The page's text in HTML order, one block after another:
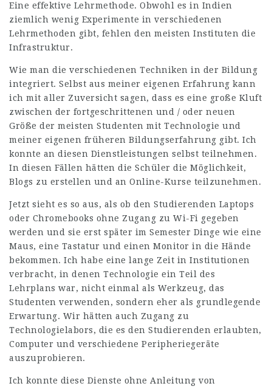
Eine effektive Lehrmethode. Obwohl es in Indien
ziemlich wenig Experimente in verschiedenen
Lehrmethoden gibt, fehlen den meisten Instituten die
Infrastruktur.
Wie man die verschiedenen Techniken in der Bildung
integriert. Selbst aus meiner eigenen Erfahrung kann
ich mit aller Zuversicht sagen, dass es eine große Kluft
zwischen der fortgeschrittenen und / oder neuen
Größe der meisten Studenten mit Technologie und
meiner eigenen früheren Bildungserfahrung gibt. Ich
konnte an diesen Dienstleistungen selbst teilnehmen.
In diesen Fällen hätten die Schüler die Möglichkeit,
Blogs zu erstellen und an Online-Kurse teilzunehmen.
Jetzt sieht es so aus, als ob den Studierenden Laptops
oder Chromebooks ohne Zugang zu Wi-Fi gegeben
werden und sie erst später im Semester Dinge wie eine
Maus, eine Tastatur und einen Monitor in die Hände
bekommen. Ich habe eine lange Zeit in Institutionen
verbracht, in denen Technologie ein Teil des
Lehrplans war, nicht einmal als Werkzeug, das
Studenten verwenden, sondern eher als grundlegende
Erwartung. Wir hätten auch Zugang zu
Technologielabors, die es den Studierenden erlaubten,
Computer und verschiedene Peripheriegeräte
auszuprobieren.
Ich konnte diese Dienste ohne Anleitung von